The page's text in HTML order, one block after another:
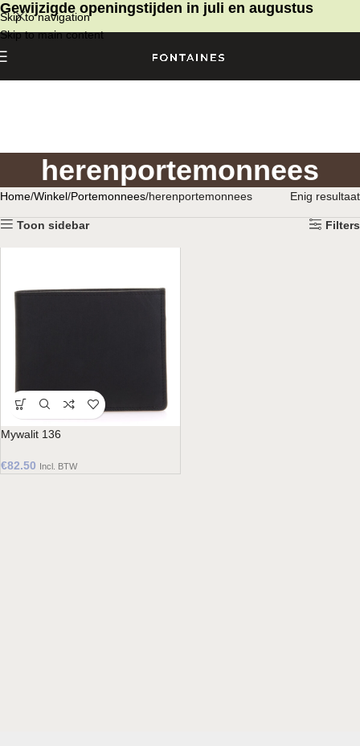
Skip to navigation
Skip to main content
Gewijzigde openingstijden in juli en augustus
herenportemonnees
Home Winkel Portemonnees herenportemonnees Enig resultaat
Toon sidebar Filters
Mywalit 136
€82.50 Incl. BTW